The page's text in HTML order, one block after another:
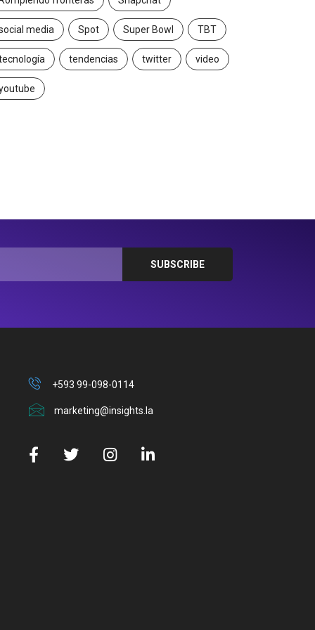
media Spot Super Bowl TBT
tendencias twitter video
+593 99-098-0114
marketing@insights.la